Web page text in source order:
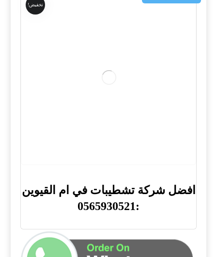
تخفيض!
افضل شركة تشطيبات في ام القيوين
:0565930521